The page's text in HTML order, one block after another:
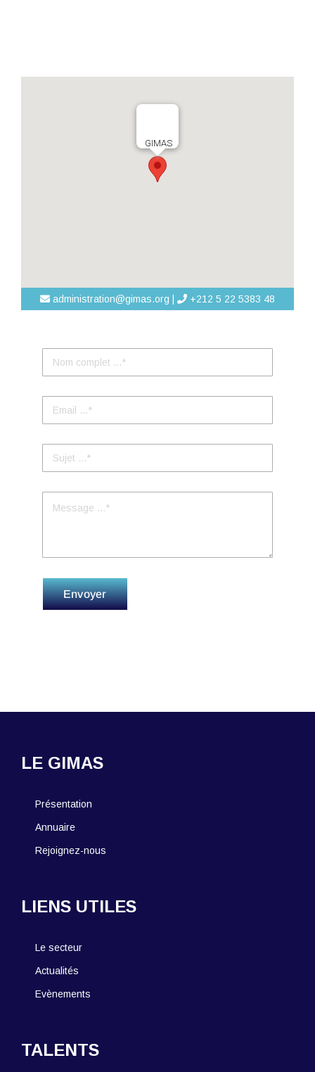
GIMAS
administration@gimas.org | +212 5 22 5383 48
Envoyer
LE GIMAS
Présentation
Annuaire
Rejoignez-nous
LIENS UTILES
Le secteur
Actualités
Evènements
TALENTS